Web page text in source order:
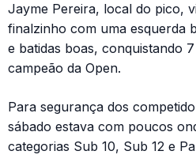
Jayme Pereira, local do pico,
finalzinho com uma esquerda
e batidas boas, conquistando
campeão da Open.
Para segurança dos
sábado estava com poucos
categorias Sub 10, Sub 12 e